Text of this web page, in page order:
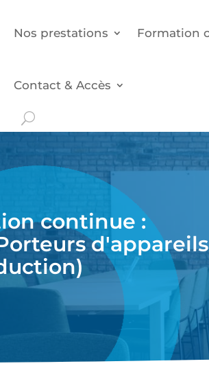
Nos prestations Formation
Contact & Accès
continue :